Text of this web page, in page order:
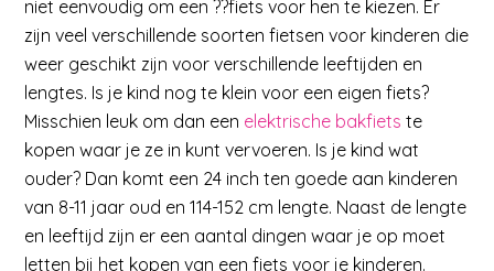
niet eenvoudig om een ??fiets voor hen te kiezen. Er
zijn veel verschillende soorten fietsen voor kinderen die
weer geschikt zijn voor verschillende leeftijden en
lengtes. Is je kind nog te klein voor een eigen fiets?
Misschien leuk om dan een elektrische bakfiets te
kopen waar je ze in kunt vervoeren. Is je kind wat
ouder? Dan komt een 24 inch ten goede aan kinderen
van 8-11 jaar oud en 114-152 cm lengte. Naast de lengte
en leeftijd zijn er een aantal dingen waar je op moet
letten bij het kopen van een fiets voor je kinderen.